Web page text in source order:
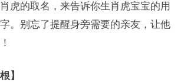
虎的取名，来告诉你生肖虎宝宝的用
。别忘了提醒身旁需要的亲友，让他
】